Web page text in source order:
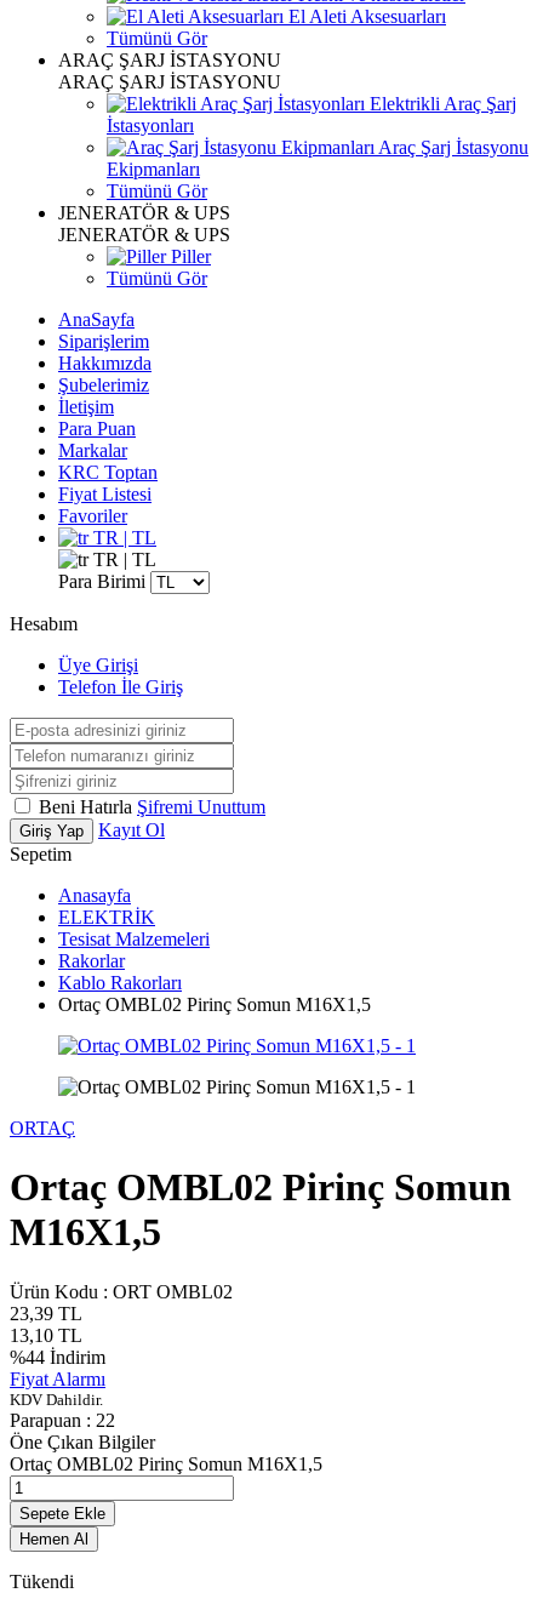
El Aleti Aksesuarları
Tümünü Gör
ARAÇ ŞARJ İSTASYONU
ARAÇ ŞARJ İSTASYONU
Elektrikli Araç Şarj
İstasyonları
Araç Şarj İstasyonu
Ekipmanları
Tümünü Gör
JENERATÖR & UPS
JENERATÖR & UPS
Piller
Tümünü Gör
AnaSayfa
Siparişlerim
Hakkımızda
Şubelerimiz
İletişim
Para Puan
Markalar
KRC Toptan
Fiyat Listesi
Favoriler
TR | TL
TR | TL
Para Birimi
Hesabım
Üye Girişi
Telefon İle Giriş
Beni Hatırla Şifremi Unuttum
Giriş Yap
Kayıt Ol
Sepetim
Anasayfa
ELEKTRİK
Tesisat Malzemeleri
Rakorlar
Kablo Rakorları
Ortaç OMBL02 Pirinç Somun M16X1,5
ORTAÇ
Ortaç OMBL02 Pirinç Somun
M16X1,5
Ürün Kodu : ORT OMBL02
23,39 TL
13,10 TL
%44 İndirim
Fiyat Alarmı
KDV Dahildir.
Parapuan : 22
Öne Çıkan Bilgiler
Ortaç OMBL02 Pirinç Somun M16X1,5
Sepete Ekle
Hemen Al
Tükendi